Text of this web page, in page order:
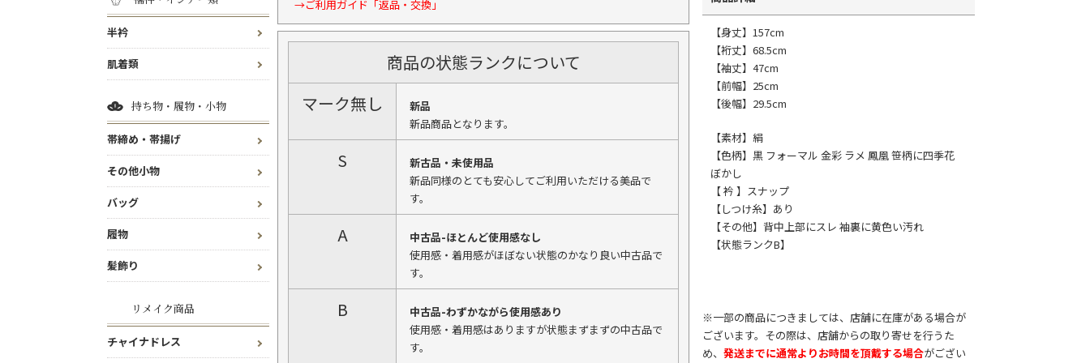
半衿
肌着類
持ち物・履物・小物
帯締め・帯揚げ
その他小物
バッグ
履物
髪飾り
リメイク商品
チャイナドレス
→ご利用ガイド「返品・交換」
商品の状態ランクについて
マーク無し
新品
新品商品となります。
S
新古品・未使用品
新品同様のとても安心してご利用いただける美品で
す。
A
中古品-ほとんど使用感なし
使用感・着用感がほぼない状態のかなり良い中古品で
す。
B
中古品-わずかながら使用感あり
使用感・着用感はありますが状態まずまずの中古品で
す。
【身丈】157cm
【裄丈】68.5cm
【袖丈】47cm
【前幅】25cm
【後幅】29.5cm
【素材】絹
【色柄】黒 フォーマル 金彩 ラメ 鳳凰 笹柄に四季花
ぼかし
【 衿 】スナップ
【しつけ糸】あり
【その他】背中上部にスレ 袖裏に黄色い汚れ
【状態ランクB】
※一部の商品につきましては、店舗に在庫がある場合が
ございます。その際は、店舗からの取り寄せを行うた
め、 発送までに通常よりお時間を頂戴する場合がござい